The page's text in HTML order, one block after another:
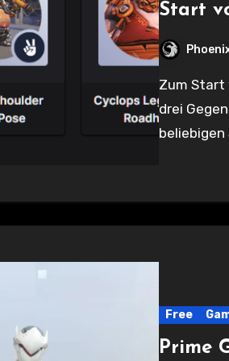
Start
Zum Start von Season 10 gibt es für OW2 via Twitch wieder
drei
Free
Prime